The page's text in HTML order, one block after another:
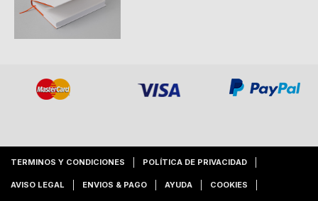
TERMINOS Y CONDICIONES POLÍTICA DE PRIVACIDAD
AVISO LEGAL ENVIOS & PAGO AYUDA COOKIES